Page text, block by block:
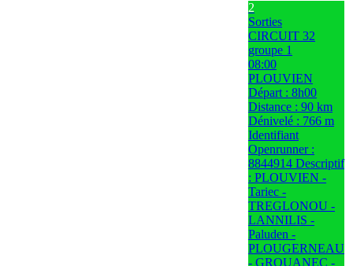
2
Sorties
CIRCUIT 32
groupe 1
08:00
PLOUVIEN
Départ : 8h00
Distance : 90 km
Dénivelé : 766 m
Identifiant
Openrunner :
8844914 Descriptif
: PLOUVIEN -
Tariec -
TREGLONOU -
LANNILIS -
Paluden -
PLOUGERNEAU
- GROUANEC -